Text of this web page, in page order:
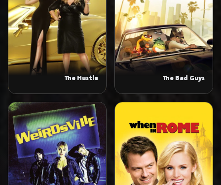
The Bad Guys
The Hustle